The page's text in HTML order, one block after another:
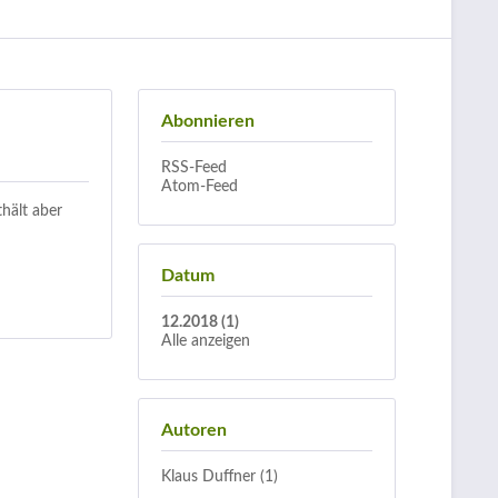
Abonnieren
RSS-Feed
Atom-Feed
Datum
12.2018 (1)
Alle anzeigen
Autoren
Klaus Duffner (1)
aber